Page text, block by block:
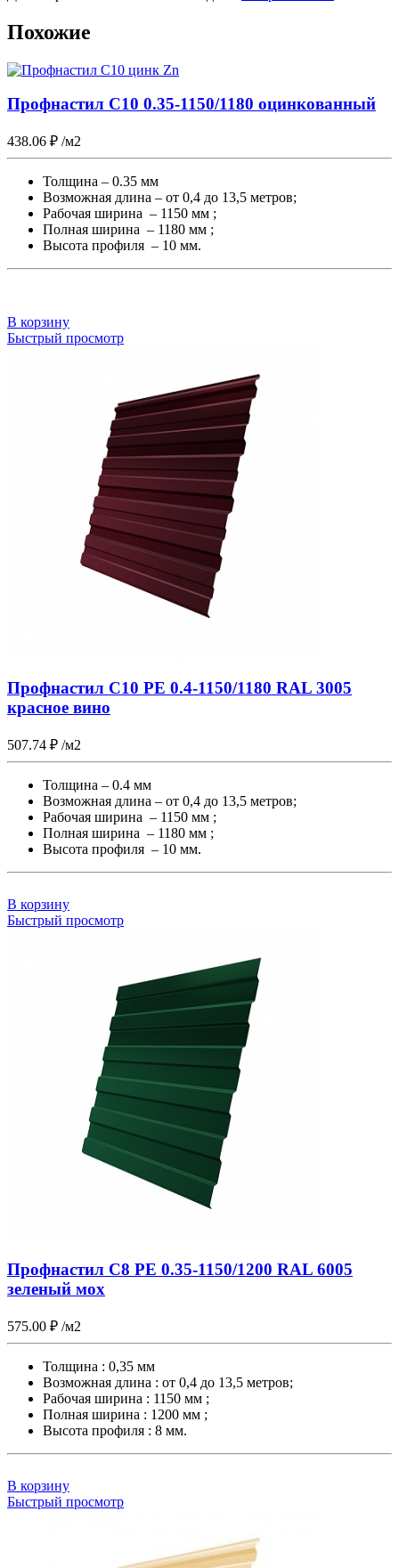
Похожие
Профнастил С10 0.35-1150/1180 оцинкованный
438.06 ₽ /м2
Толщина – 0.35 мм
Возможная длина – от 0,4 до 13,5 метров;
Рабочая ширина – 1150 мм ;
Полная ширина – 1180 мм ;
Высота профиля – 10 мм.
В корзину
Быстрый просмотр
Профнастил С10 PE 0.4-1150/1180 RAL 3005
красное вино
507.74 ₽ /м2
Толщина – 0.4 мм
Возможная длина – от 0,4 до 13,5 метров;
Рабочая ширина – 1150 мм ;
Полная ширина – 1180 мм ;
Высота профиля – 10 мм.
В корзину
Быстрый просмотр
Профнастил С8 PE 0.35-1150/1200 RAL 6005
зеленый мох
575.00 ₽ /м2
Толщина : 0,35 мм
Возможная длина : от 0,4 до 13,5 метров;
Рабочая ширина : 1150 мм ;
Полная ширина : 1200 мм ;
Высота профиля : 8 мм.
В корзину
Быстрый просмотр